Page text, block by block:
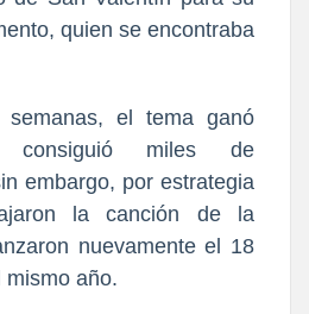
quien se encontraba
el tema ganó
consiguió miles de
embargo, por estrategia
la canción de la
nuevamente el 18
mismo año.